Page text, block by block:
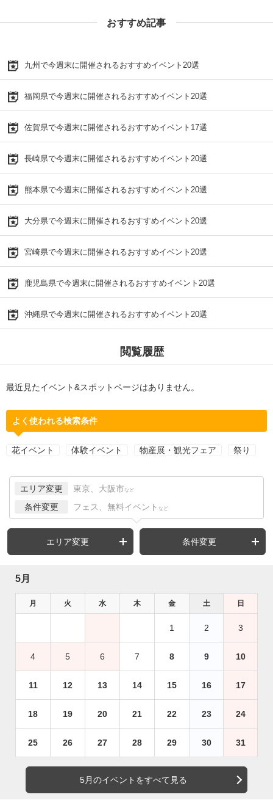
おすすめ記事
九州で今週末に開催されるおすすめイベント20選
福岡県で今週末に開催されるおすすめイベント20選
佐賀県で今週末に開催されるおすすめイベント17選
長崎県で今週末に開催されるおすすめイベント20選
熊本県で今週末に開催されるおすすめイベント20選
大分県で今週末に開催されるおすすめイベント20選
宮崎県で今週末に開催されるおすすめイベント20選
鹿児島県で今週末に開催されるおすすめイベント20選
沖縄県で今週末に開催されるおすすめイベント20選
閲覧履歴
最近見たイベント&スポットページはありません。
よく使われる検索条件
花イベント 体験イベント 物産展・観光フェア 祭り
エリア変更 東京、大阪市 など
条件変更 フェス、無料イベント など
エリア変更 条件変更
5月
月 火 水 木 金 土 日
1 2 3
4 5 6 7 8 9 10
11 12 13 14 15 16 17
18 19 20 21 22 23 24
25 26 27 28 29 30 31
5月のイベントをすべて見る